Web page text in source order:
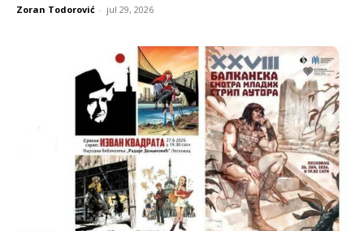
Zoran Todorović - jul 29, 2026